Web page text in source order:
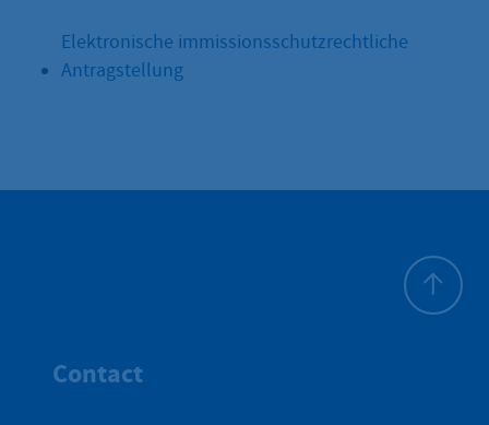
Elektronische immissionsschutzrechtliche
Antragstellung
Contact